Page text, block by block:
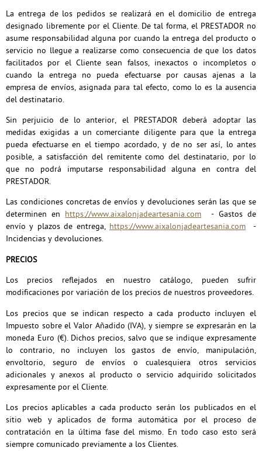
La entrega de los pedidos se realizará en el domicilio de entrega
designado libremente por el Cliente. De tal forma, el PRESTADOR no
asume responsabilidad alguna por cuando la entrega del producto o
servicio no llegue a realizarse como consecuencia de que los datos
facilitados por el Cliente sean falsos, inexactos o incompletos o
cuando la entrega no pueda efectuarse por causas ajenas a la
empresa de envíos, asignada para tal efecto, como lo es la ausencia
del destinatario.
Sin perjuicio de lo anterior, el PRESTADOR deberá adoptar las
medidas exigidas a un comerciante diligente para que la entrega
pueda efectuarse en el tiempo acordado, y de no ser así, lo antes
posible, a satisfacción del remitente como del destinatario, por lo
que no podrá imputarse responsabilidad alguna en contra del
PRESTADOR.
Las condiciones concretas de envíos y devoluciones serán las que se
determinen enhttps://www.aixalonjadeartesania.com-Gastos de
envío y plazos de entrega,https://www.aixalonjadeartesania.com-
Incidencias y devoluciones.
PRECIOS
Los precios reflejados en nuestro catálogo, pueden sufrir
modificaciones por variación de los precios de nuestros proveedores.
Los precios que se indican respecto a cada producto incluyen el
Impuesto sobre el Valor Añadido (IVA), y siempre se expresarán en la
moneda Euro (€). Dichos precios, salvo que se indique expresamente
lo contrario, no incluyen los gastos de envío, manipulación,
envoltorio, seguro de envíos o cualesquiera otros servicios
adicionales y anexos al producto o servicio adquirido solicitados
expresamente por el Cliente.
Los precios aplicables a cada producto serán los publicados en el
sitio web y aplicados de forma automática por el proceso de
contratación en la última fase del mismo. En todo caso esto será
siempre comunicado previamente a los Clientes.